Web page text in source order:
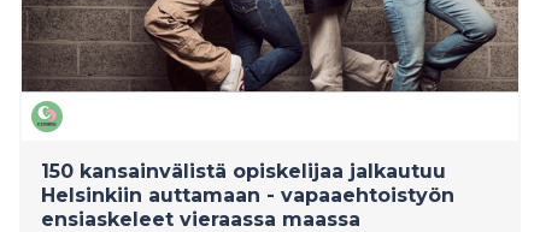
150 kansainvälistä opiskelijaa jalkautuu
Helsinkiin auttamaan - vapaaehtoistyön
ensiaskeleet vieraassa maassa